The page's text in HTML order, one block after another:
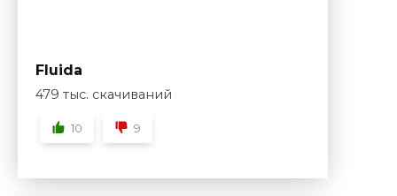
Fluida
479 тыс. скачиваний
10 9